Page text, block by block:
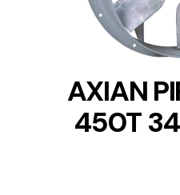
AXIAN
450T